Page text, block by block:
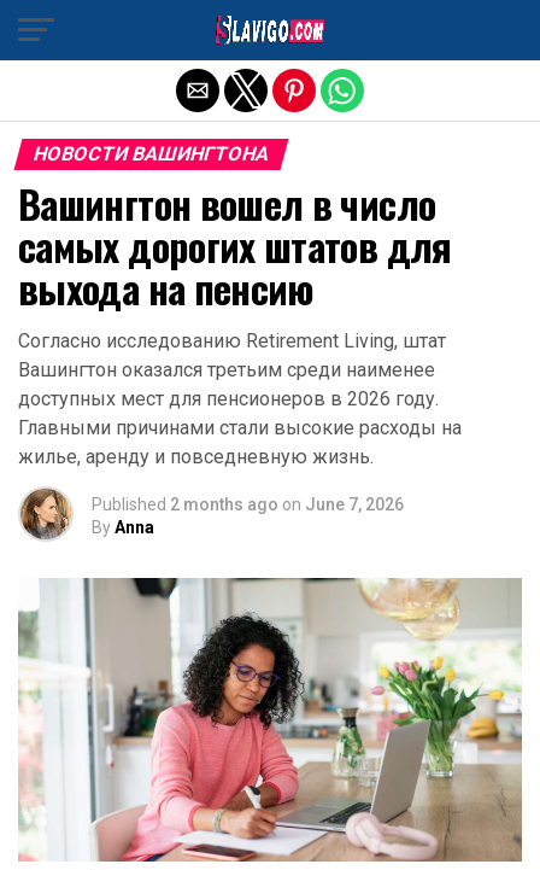
НОВОСТИ ВАШИНГТОНА
Вашингтон вошел в число
самых дорогих штатов для
выхода на пенсию
Согласно исследованию Retirement Living, штат
Вашингтон оказался третьим среди наименее
доступных мест для пенсионеров в 2026 году.
Главными причинами стали высокие расходы на
жилье, аренду и повседневную жизнь.
Published 2 months ago on June 7, 2026
ByAnna
Exit mobile version